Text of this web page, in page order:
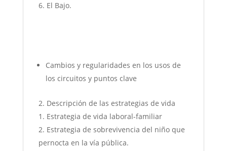
El Bajo.
Cambios y regularidades en los usos de
los circuitos y puntos clave
Descripción de las estrategias de vida
Estrategia de vida laboral-familiar
Estrategia de sobrevivencia del niño que
pernocta en la vía pública.